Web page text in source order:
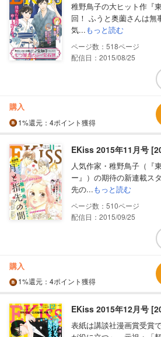
稚野鳥子の大ヒット作『
回！ ふうと奥薗さんは無
気...もっと読む
518
配信日：2015/08/25
購入
1%還元 ：4ポイント獲得
EKiss 2015年11月号
人気作家・稚野鳥子（『
ー』）の期待の新連載ス
先の...もっと読む
510
配信日：2015/09/25
購入
1%還元 ：4ポイント獲得
EKiss 2015年12月号
表紙は講談社漫画賞受賞